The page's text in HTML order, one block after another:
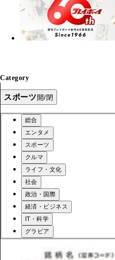
Category
スポーツ開/閉
総合
エンタメ
スポーツ
クルマ
ライフ・文化
社会
政治・国際
経済・ビジネス
IT・科学
グラビア